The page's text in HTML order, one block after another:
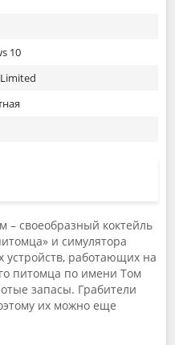
10
– своеобразный коктейль
и симулятора
устройств, работающих на
питомца по имени Том
запасы. Грабители
их можно еще